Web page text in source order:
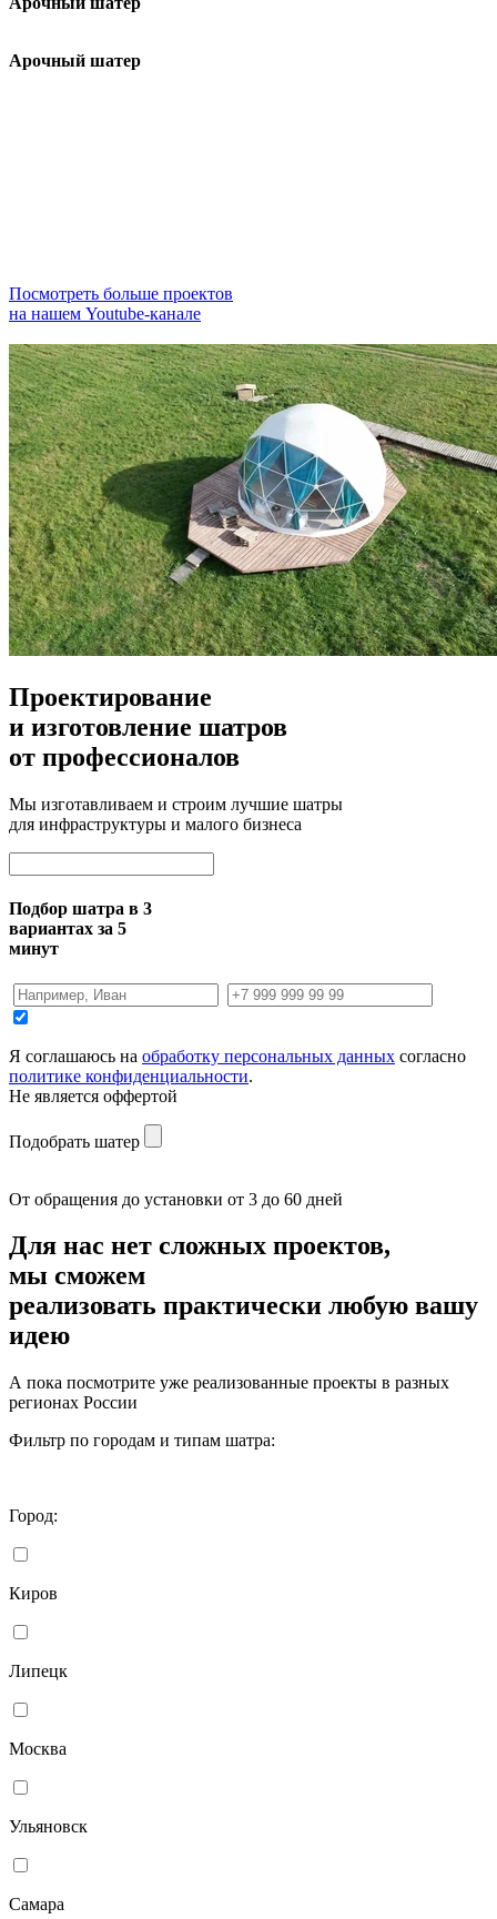
Арочный шатер
Посмотреть больше проектов
на нашем Youtube-канале
Проектирование
и изготовление шатров
от профессионалов
Мы изготавливаем и строим лучшие шатры
для инфраструктуры и малого бизнеса
Подбор шатра в 3
вариантах за 5
минут
Я соглашаюсь на обработку персональных данных согласно
политике конфиденциальности.
Не является оффертой
Подобрать шатер
От обращения до установки от 3 до 60 дней
Для нас нет сложных проектов,
мы сможем
реализовать практически любую вашу
идею
А пока посмотрите уже реализованные проекты в разных
регионах России
Фильтр по городам и типам шатра:
Город:
Киров
Липецк
Москва
Ульяновск
Самара